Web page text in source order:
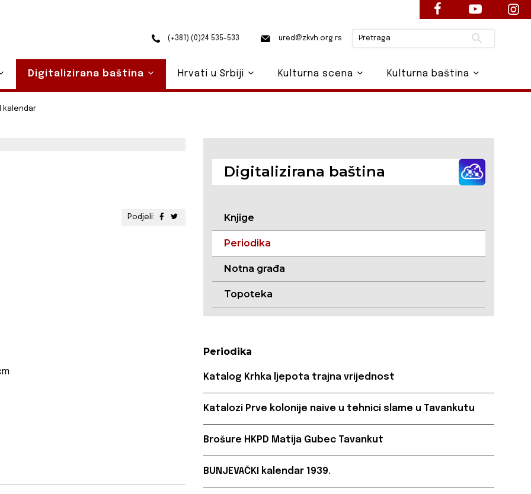
kalendar
Podjeli:
Digitalizirana baština
Knjige
Periodika
Notna građa
Topoteka
Periodika
Katalog Krhka ljepota trajna vrijednost
Katalozi Prve kolonije naive u tehnici slame u Tavankutu
Brošure HKPD Matija Gubec Tavankut
BUNJEVAČKI kalendar 1939.
(+381) (0)24 535-533 ured@zkvh.org.rs Pretraži
Digitalizirana baština Hrvati u Srbiji Kulturna scena Kulturna baština